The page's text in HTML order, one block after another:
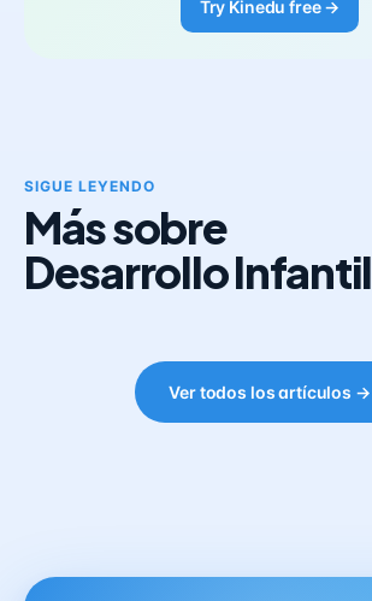
Try Kinedu free →
SIGUE LEYENDO
Más sobre
Desarrollo Infantil
Ver todos los artículos →